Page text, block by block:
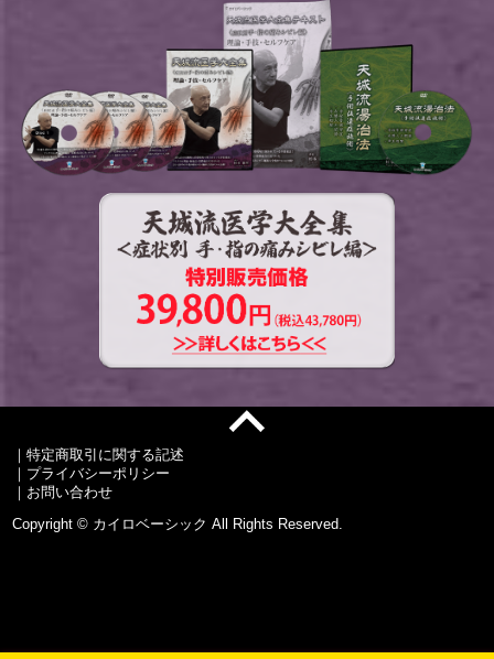
｜特定商取引に関する記述
｜ プライバシーポリシー
｜ お問い合わせ
Copyright © カイロベーシック All Rights Reserved.